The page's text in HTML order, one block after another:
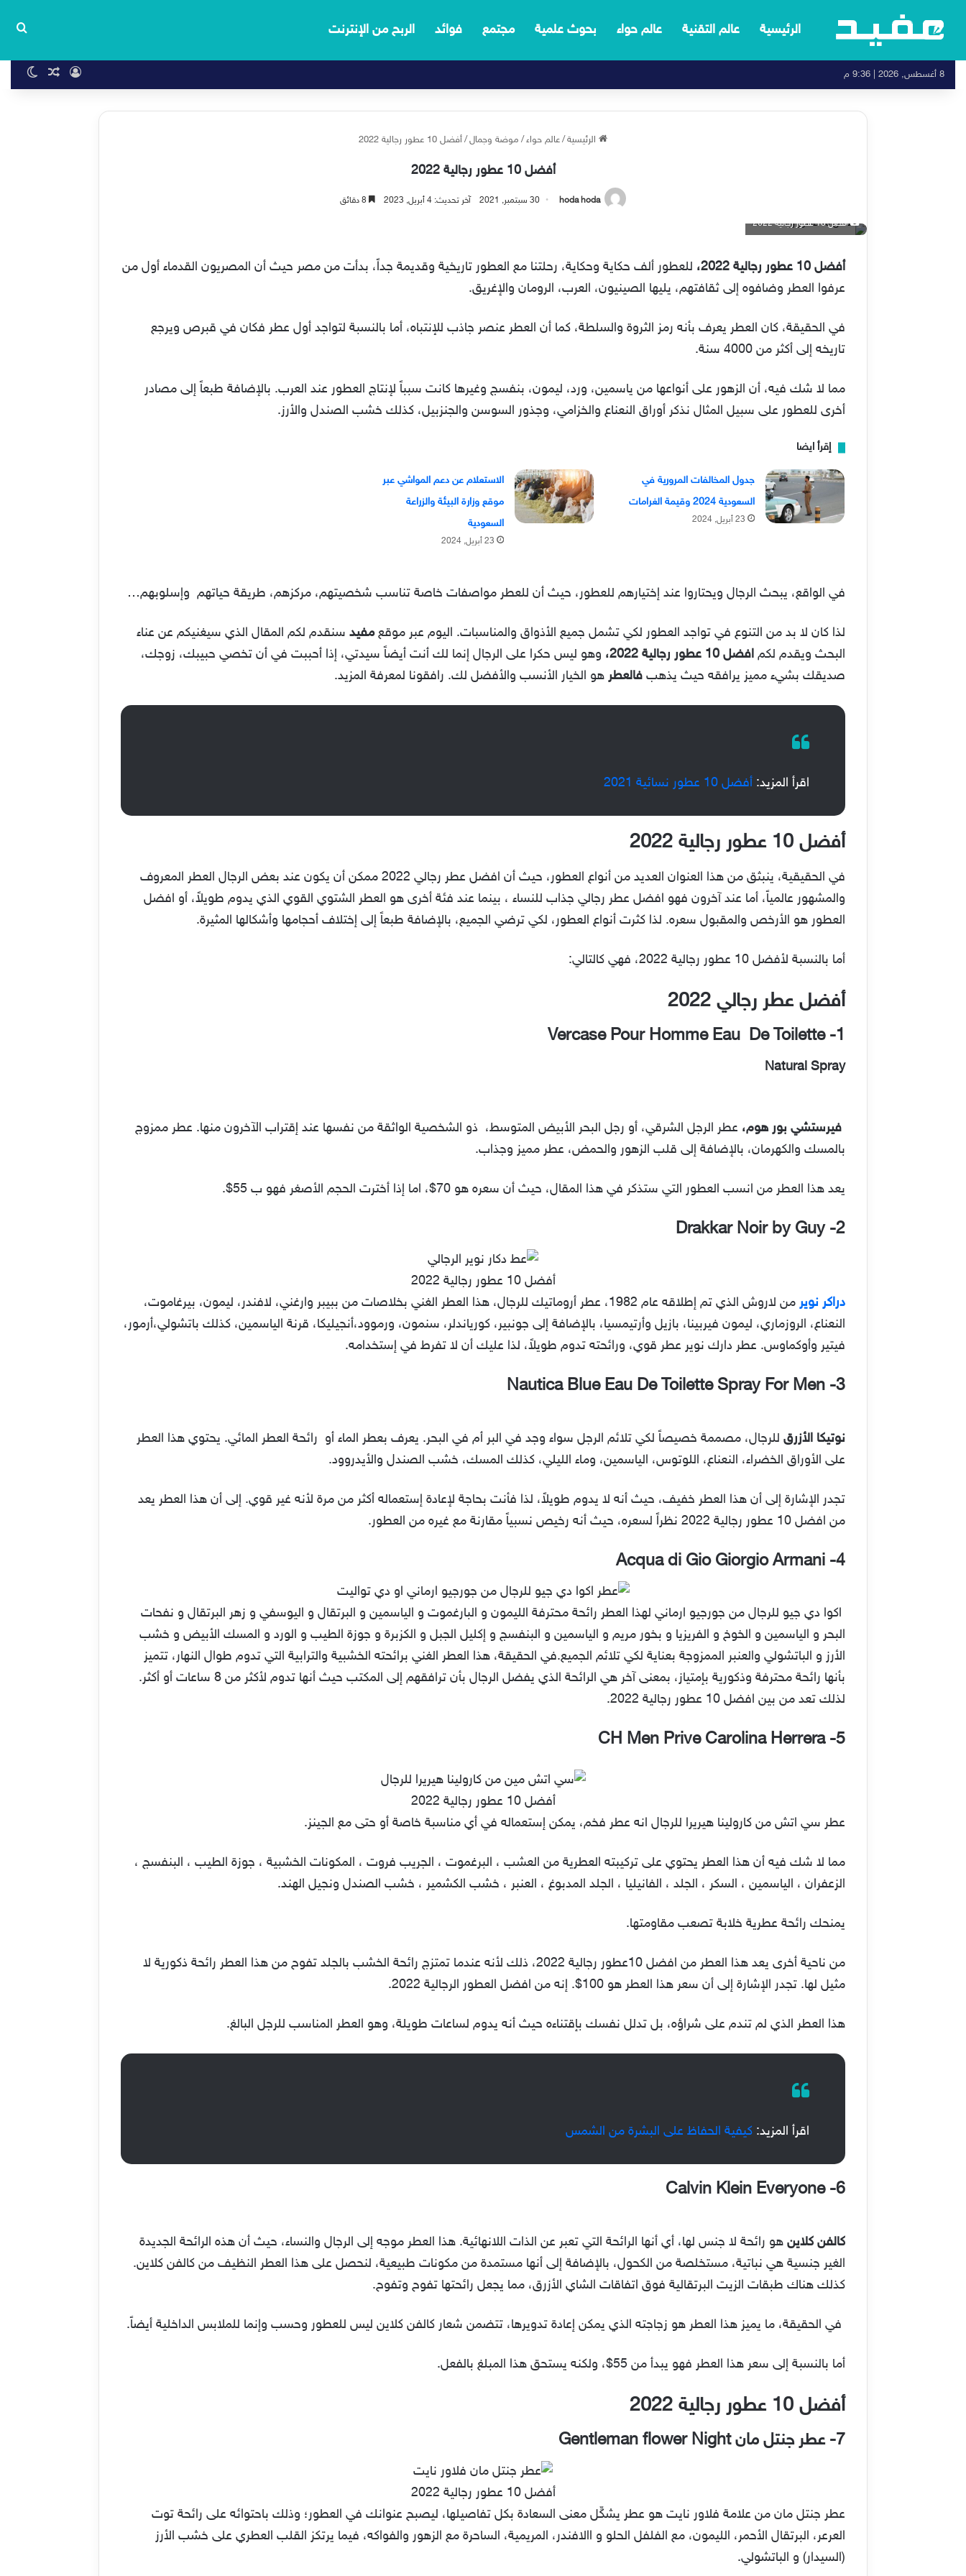
الرئيسية عالم التقنية عالم حواء بحوث علمية مجتمع فوائد الربح من الإنترنت
8 أغسطس, 2026 | 9:36 م تسجيل الدخول
مقال
الرئيسية/عالم حواء/ موضة وجمال/أفضل 10 عطور رجالية 2022
أفضل 10 عطور رجالية 2022
hoda hoda 30 سبتمبر, 2021 آخر تحديث: 4 أبريل, 2023
أفضل 10 عطور رجالية 2022
أفضل 10 عطور رجالية 2022، للعطور ألف حكاية وحكاية، رحلتنا مع العطور تاريخية وقديمة جداً، بدأت من مصر حيث أن المصريون القدماء أول من
عرفوا العطر وضافوه إلى ثقافتهم، يليها الصينيون، العرب، الرومان والإغريق.
في الحقيقة، كان العطر يعرف بأنه رمز الثروة والسلطة، كما أن العطر عنصر جاذب للإنتباه، أما بالنسبة لتواجد أول عطر فكان في قبرص ويرجع
تاريخه إلى أكثر من 4000 سنة.
مما لا شك فيه، أن الزهور على أنواعها من ياسمين، ورد، ليمون، بنفسج وغيرها كانت سبباً لإنتاج العطور عند العرب. بالإضافة طبعاً إلى مصادر
أخرى للعطور على سبيل المثال نذكر أوراق النعناع والخزامي، وجذور السوسن والجنزبيل، كذلك خشب الصندل والأرز.
إقرأ ايضا
جدول المخالفات المرورية في
السعودية 2024 وقيمة الغرامات
23 أبريل, 2024
الاستعلام عن دعم المواشي عبر
موقع وزارة البيئة والزراعة
السعودية
23 أبريل, 2024
في الواقع، يبحث الرجال ويحتاروا عند إختيارهم للعطور، حيث أن للعطر مواصفات خاصة تناسب شخصيتهم، مركزهم، طريقة حياتهم وإسلوبهم…
لذا كان لا بد من التنوع في تواجد العطور لكي تشمل جميع الأذواق والمناسبات. اليوم عبر موقعمفيد سنقدم لكم المقال الذي سيغنيكم عن عناء
البحث ويقدم لكم افضل 10 عطور رجالية 2022،
وهو ليس حكرا على الرجال إنما لك أنت أيضاً سيدتي، إذا أحببت في أن تخصي حبيبك، زوجك،
صديقك بشيء مميز يرافقه حيث يذهب فالعطر هو الخيار الأنسب والأفضل لك. رافقونا لمعرفة المزيد.
اقرأ المزيد: أفضل 10 عطور نسائية 2021
أفضل 10 عطور رجالية 2022
في الحقيقية، ينبثق من هذا العنوان العديد من أنواع العطور، حيث أن افضل عطر رجالي 2022 ممكن أن يكون عند بعض الرجال العطر المعروف
والمشهور عالمياً، أما عند آخرون فهو افضل عطر رجالي جذاب للنساء ، بينما عند فئة أخرى هو العطر الشتوي القوي الذي يدوم طويلاً، أو افضل
العطور هو الأرخص والمقبول سعره. لذا كثرت أنواع العطور، لكي ترضي الجميع، بالإضافة طبعاً إلى إختلاف أحجامها وأشكالها المثيرة.
أما بالنسبة لأفضل 10 عطور رجالية 2022، فهي كالتالي:
أفضل عطر رجالي 2022
1- Vercase Pour Homme Eau De Toilette
Natural Spray
فيرستشي بور هوم، عطر الرجل الشرقي، أو رجل البحر الأبيض المتوسط، ذو الشخصية الواثقة من نفسها عند إقتراب الآخرون منها. عطر ممزوج
بالمسك والكهرمان، بالإضافة إلى قلب الزهور والحمض، عطر مميز وجذاب.
يعد هذا العطر من انسب العطور التي ستذكر في هذا المقال، حيث أن سعره هو 70$، اما إذا أخترت الحجم الأصغر فهو ب 55$.
2-
Drakkar Noir by Guy
أفضل 10 عطور رجالية 2022
دراكر نوير
من لاروش الذي تم إطلاقه عام 1982، عطر أروماتيك للرجال، هذا العطر الغني بخلاصات من ببيبر وارغني، لافندر، ليمون، بيرغاموت،
النعناع، الروزماري، ليمون فيربينا، بازيل وأرتيمسيا، بالإضافة إلى جونبير، كورياندلر، سنمون، ورموود،أنجيليكا، قرنة الياسمين، كذلك باتشولي،أرمور،
فيتير وأوكماوس. عطر دارك نوير عطر قوي، ورائحته تدوم طويلاً، لذا عليك أن لا تفرط في إستخدامه.
3-
Nautica Blue Eau De Toilette Spray For Men
نوتيكا الأزرق للرجال، مصممة خصيصاً لكي تلائم الرجل سواء وجد في البر أم في البحر. يعرف بعطر الماء أو رائحة العطر المائي. يحتوي هذا العطر
على الأوراق الخضراء، النعناع، اللوتوس، الياسمين، وماء الليلي، كذلك المسك، خشب الصندل والأيدروود.
تجدر الإشارة إلى أن هذا العطر خفيف، حيث أنه لا يدوم طويلاً، لذا فأنت بحاجة لإعادة إستعماله أكثر من مرة لأنه غير قوي. إلى أن هذا العطر يعد
من افضل 10 عطور رجالية 2022 نظراً لسعره، حيث أنه رخيص نسبياً مقارنة مع غيره من العطور.
4-
Acqua di Gio Giorgio Armani
اكوا دي جيو للرجال من جورجيو ارماني لهذا العطر رائحة محترفة الليمون و البارغموت و الياسمين و البرتقال و اليوسفي و زهر البرتقال و نفحات
البحر و الياسمين و الخوخ و الفريزيا و بخور مريم و الياسمين و البنفسج و إكليل الجبل و الكزبرة و جوزة الطيب و الورد و المسك الأبيض و خشب
الأرز و الباتشولي والعنبر الممزوجة بعناية لكي تلائم الجميع.في الحقيقة، هذا العطر الغني برائحته الخشبية والترابية التي تدوم طوال النهار، تتميز
بأنها رائحة محترفة وذكورية بإمتياز، بمعنى آخر هي الرائحة الذي يفضل الرجال بأن ترافقهم إلى المكتب حيث أنها تدوم لأكثر من 8 ساعات أو أكثر.
لذلك تعد من بين افضل 10 عطور رجالية 2022.
5- CH Men Prive Carolina Herrera
أفضل 10 عطور رجالية 2022
عطر سي اتش من كارولينا هيريرا للرجال انه عطر فخم، يمكن إستعماله في أي مناسبة خاصة أو حتى مع الجينز.
مما لا شك فيه أن هذا العطر يحتوي على تركيبته العطرية من العشب ، البرغموت ، الجريب فروت ، المكونات الخشبية ، جوزة الطيب ، البنفسج ،
الزعفران ، الياسمين ، السكر ، الجلد ، الفانيليا ، الجلد المدبوغ ، العنبر ، خشب الكشمير ، خشب الصندل ونجيل الهند.
يمنحك رائحة عطرية خلابة تصعب مقاومتها.
من ناحية أخرى يعد هذا العطر من افضل 10عطور رجالية 2022، ذلك لأنه عندما تمتزج رائحة الخشب بالجلد تفوح من هذا العطر رائحة ذكورية لا
مثيل لها. تجدر الإشارة إلى أن سعر هذا العطر هو 100$. إنه من افضل العطور الرجالية 2022.
هذا العطر الذي لم تندم على شراؤه، بل تدلل نفسك بإقتناءه حيث أنه يدوم لساعات طويلة، وهو العطر المناسب للرجل البالغ.
اقرأ المزيد: كيفية الحفاظ على البشرة من الشمس
6-
Calvin Klein Everyone
كالفن كلاين هو رائحة لا جنس لها، أي أنها الرائحة التي تعبر عن الذات اللانهائية. هذا العطر موجه إلى الرجال والنساء، حيث أن هذه الرائحة الجديدة
الغير جنسية هي نباتية، مستخلصة من الكحول، بالإضافة إلى أنها مستمدة من مكونات طبيعية، لنحصل على هذا العطر النظيف من كالفن كلاين.
كذلك هناك طبقات الزيت البرتقالية فوق اتفاقات الشاي الأزرق، مما يجعل رائحتها تفوح وتفوح.
في الحقيقة، ما يميز هذا العطر هو زجاجته الذي يمكن إعادة تدويرها، تتضمن شعار كالفن كلاين ليس للعطور وحسب وإنما للملابس الداخلية أيضاً.
أما بالنسبة إلى سعر هذا العطر فهو يبدأ من 55$، ولكنه يستحق هذا المبلغ بالفعل.
أفضل 10 عطور رجالية 2022
7- عطر جنتل مان Gentleman flower Night
أفضل 10 عطور رجالية 2022
عطر جنتل مان من علامة فلاور نايت هو عطر يشكِّل معنى السعادة بكل تفاصيلها، ليصبح عنوانك في العطور؛ وذلك باحتوائه على رائحة توت
العرعر، البرتقال الأحمر، الليمون، مع الفلفل الحلو و االافندر، المريمية، الساحرة مع الزهور والفواكه، فيما يرتكز القلب العطري على خشب الأرز
(السيدار) و الباتشولي.